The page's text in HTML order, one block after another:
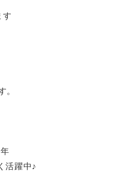
す
。
活躍中♪